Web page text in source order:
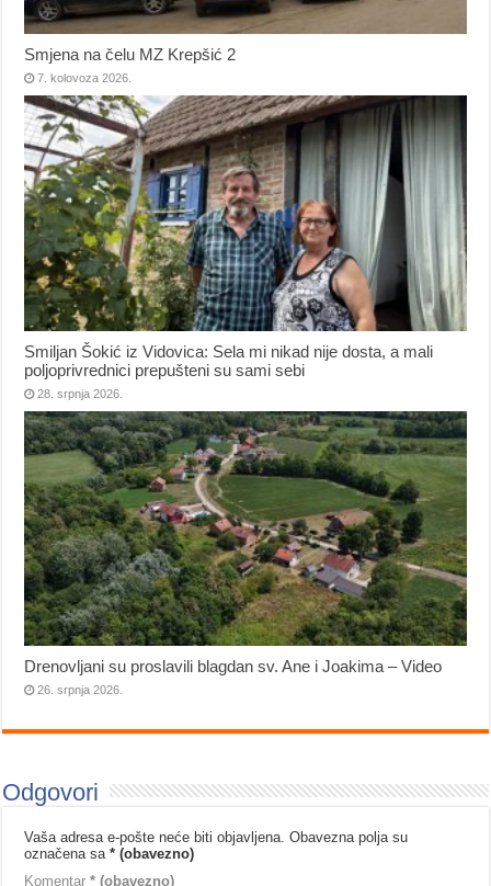
Smjena na čelu MZ Krepšić 2
7. kolovoza 2026.
Smiljan Šokić iz Vidovica: Sela mi nikad nije dosta, a mali
poljoprivrednici prepušteni su sami sebi
28. srpnja 2026.
Drenovljani su proslavili blagdan sv. Ane i Joakima – Video
26. srpnja 2026.
Odgovori
Vaša adresa e-pošte neće biti objavljena. Obavezna polja su
označena sa* (obavezno)
Komentar* (obavezno)